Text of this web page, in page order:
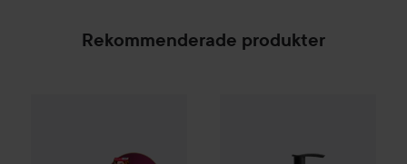
Rekommenderade produkter